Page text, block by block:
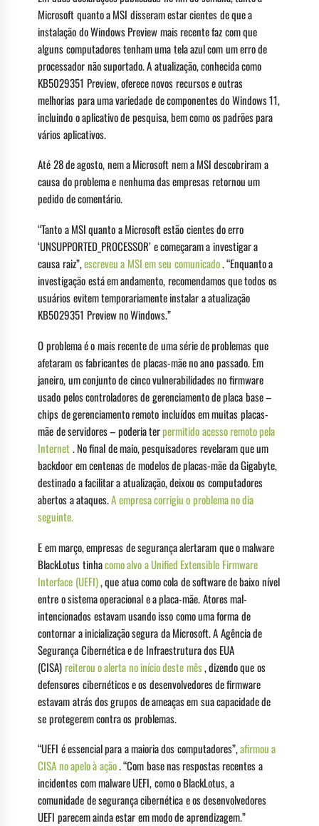
Microsoft quanto a MSI disseram estar cientes de que a
instalação do Windows Preview mais recente faz com que
alguns computadores tenham uma tela azul com um erro de
processador não suportado. A atualização, conhecida como
KB5029351 Preview, oferece novos recursos e outras
melhorias para uma variedade de componentes do Windows 11,
incluindo o aplicativo de pesquisa, bem como os padrões para
vários aplicativos.
Até 28 de agosto, nem a Microsoft nem a MSI descobriram a
causa do problema e nenhuma das empresas retornou um
pedido de comentário.
“Tanto a MSI quanto a Microsoft estão cientes do erro
‘UNSUPPORTED_PROCESSOR’ e começaram a investigar a
causa raiz”,escreveu a MSI em seu comunicado. “Enquanto a
investigação está em andamento, recomendamos que todos os
usuários evitem temporariamente instalar a atualização
KB5029351 Preview no Windows.”
O problema é o mais recente de uma série de problemas que
afetaram os fabricantes de placas-mãe no ano passado. Em
janeiro, um conjunto de cinco vulnerabilidades no firmware
usado pelos controladores de gerenciamento de placa base –
chips de gerenciamento remoto incluídos em muitas placas-
mãe de servidores – poderia terpermitido acesso remoto pela
Internet. No final de maio, pesquisadores revelaram que um
backdoor em centenas de modelos de placas-mãe da Gigabyte,
destinado a facilitar a atualização, deixou os computadores
abertos a ataques.A empresa corrigiu o problema no dia
seguinte.
E em março, empresas de segurança alertaram que o malware
BlackLotus tinhacomo alvo a Unified Extensible Firmware
Interface (UEFI), que atua como cola de software de baixo nível
entre o sistema operacional e a placa-mãe. Atores mal-
intencionados estavam usando isso como uma forma de
contornar a inicialização segura da Microsoft. A Agência de
Segurança Cibernética e de Infraestrutura dos EUA
(CISA)reiterou o alerta no início deste mês, dizendo que os
defensores cibernéticos e os desenvolvedores de firmware
estavam atrás dos grupos de ameaças em sua capacidade de
se protegerem contra os problemas.
“UEFI é essencial para a maioria dos computadores”,afirmou a
CISA no apelo à ação. “Com base nas respostas recentes a
incidentes com malware UEFI, como o BlackLotus, a
comunidade de segurança cibernética e os desenvolvedores
UEFI parecem ainda estar em modo de aprendizagem.”